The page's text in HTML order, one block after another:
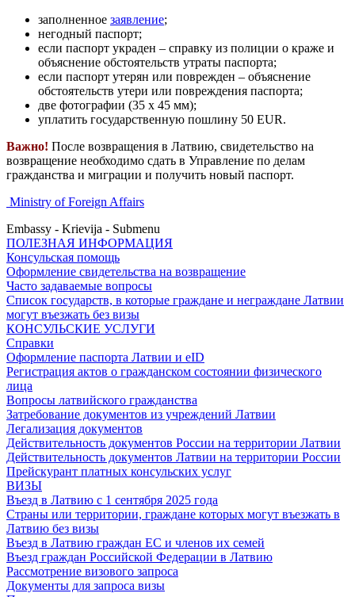
заполненное заявление;
негодный паспорт;
если паспорт украден – справку из полиции о краже и
объяснение обстоятельств утраты паспорта;
если паспорт утерян или поврежден – объяснение
обстоятельств утери или повреждения паспорта;
две фотографии (35 x 45 мм);
уплатить государственную пошлину 50 EUR.
Важно! После возвращения в Латвию, свидетельство на
возвращение необходимо сдать в Управление по делам
гражданства и миграции и получить новый паспорт.
Ministry of Foreign Affairs
Embassy - Krievija - Submenu
ПОЛЕЗНАЯ ИНФОРМАЦИЯ
Консульская помощь
Оформление свидетельства на возвращение
Часто задаваемые вопросы
Список государств, в которые граждане и неграждане Латвии
могут въезжать без визы
КОНСУЛЬСКИЕ УСЛУГИ
Справки
Оформление паспорта Латвии и eID
Регистрация актов о гражданском состоянии физического
лица
Вопросы латвийского гражданства
Затребование документов из учреждений Латвии
Легализация документов
Действительность документов России на территории Латвии
Действительность документов Латвии на территории России
Прейскурант платных консульских услуг
ВИЗЫ
Въезд в Латвию с 1 сентября 2025 года
Страны или территории, граждане которых могут въезжать в
Латвию без визы
Въезд в Латвию граждан ЕС и членов их семей
Въезд граждан Российской Федерации в Латвию
Рассмотрение визового запроса
Документы для запроса визы